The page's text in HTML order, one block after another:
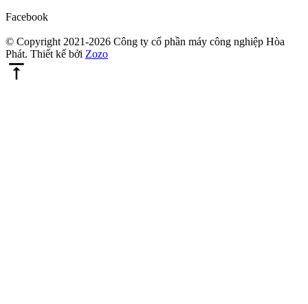
Facebook
© Copyright 2021-2026 Công ty cổ phần máy công nghiệp Hòa
Phát. Thiết kế bởi Zozo